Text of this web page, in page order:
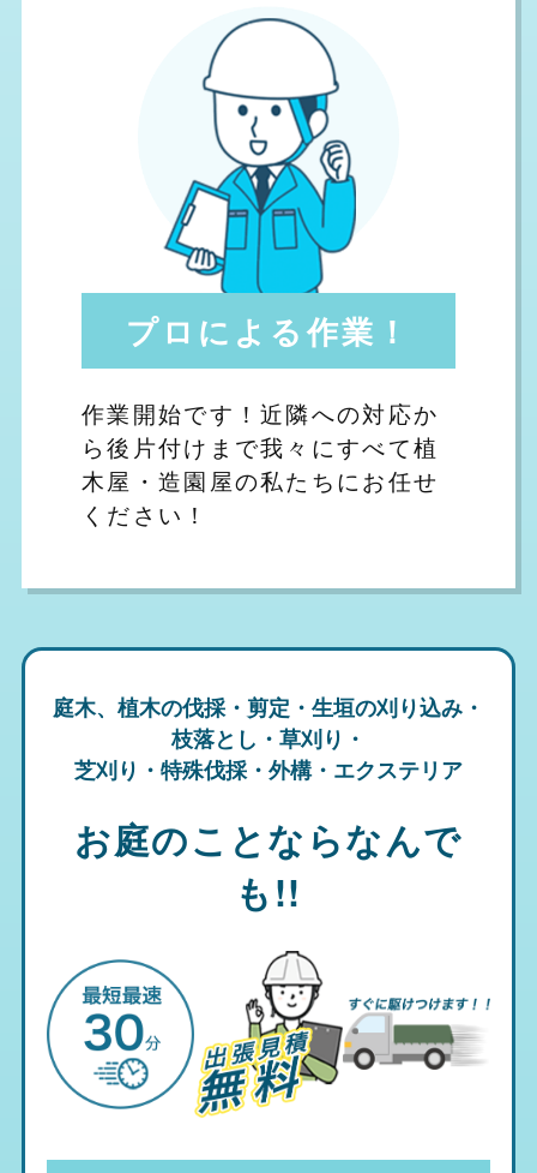
プロによる作業！
作業開始です！近隣への対応か
ら後片付けまで我々にすべて植
木屋・造園屋の私たちにお任せ
ください！
庭木、植木の伐採・剪定・生垣の刈り込み・
枝落とし・草刈り・
芝刈り・特殊伐採・外構・エクステリア
お庭のことならなんで
も!!